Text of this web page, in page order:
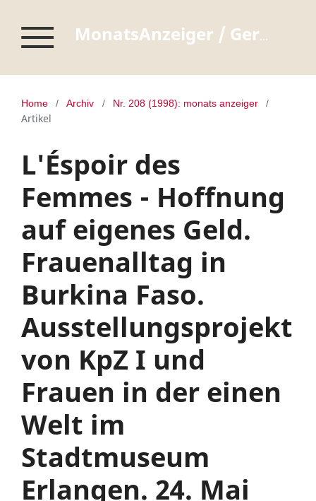
MonatsAnzeiger / Germanisches Nationalmuseum Nürnberg
Home / Archiv / Nr. 208 (1998): monats anzeiger /
Artikel
L'Éspoir des
Femmes - Hoffnung
auf eigenes Geld.
Frauenalltag in
Burkina Faso.
Ausstellungsprojekt
von KpZ I und
Frauen in der einen
Welt im
Stadtmuseum
Erlangen. 24. Mai